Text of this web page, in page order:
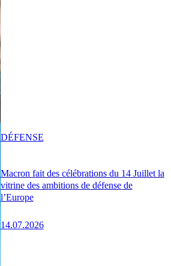
Macron fait des célébrations du 14 Juillet la
vitrine des ambitions de défense de
l’Europe
14.07.2026
DÉFENSE